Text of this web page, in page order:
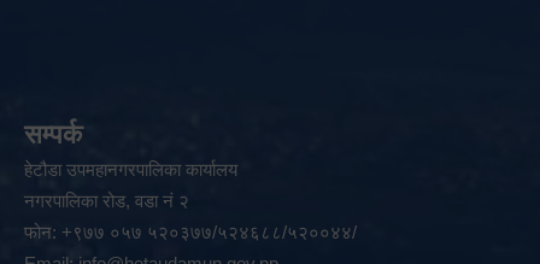
सम्पर्क
हेटौडा उपमहानगरपालिका कार्यालय
नगरपालिका रोड, वडा नं २
फोन: +९७७ ०५७ ५२०३७७/५२४६८८/५२००४४/